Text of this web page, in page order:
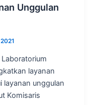
Unggulan
layanan
layanan unggulan
Komisaris